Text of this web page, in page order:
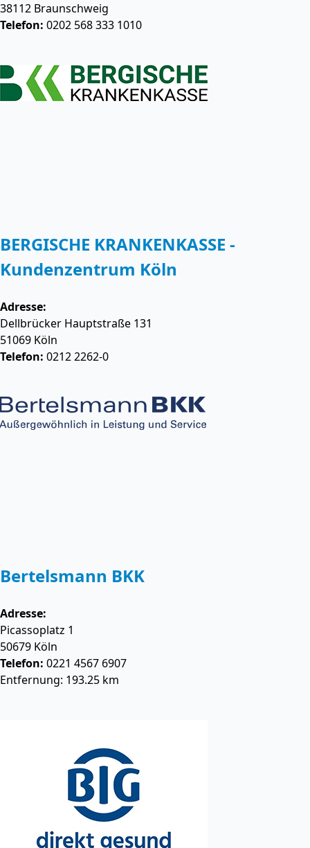
38112 Braunschweig
Telefon: 0202 568 333 1010
BERGISCHE KRANKENKASSE -
Kundenzentrum Köln
Adresse:
Dellbrücker Hauptstraße 131
51069 Köln
Telefon: 0212 2262-0
Bertelsmann BKK
Adresse:
Picassoplatz 1
50679 Köln
Telefon: 0221 4567 6907
Entfernung: 193.25 km